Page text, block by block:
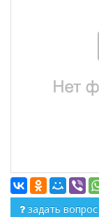
задать вопрос